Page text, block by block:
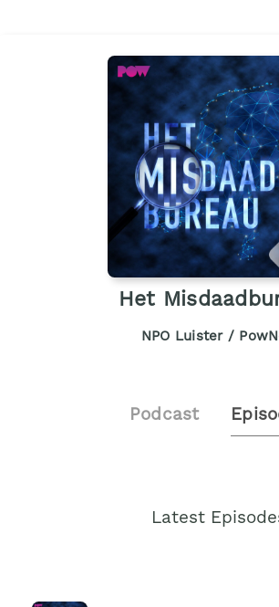
Het
NPO Luister /
Podcast
Latest